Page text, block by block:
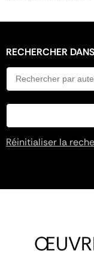
RECHERCHER
Réinitialiser la